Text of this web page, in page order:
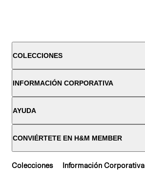
COLECCIONES
INFORMACIÓN CORPORATIVA
AYUDA
CONVIÉRTETE EN H&M MEMBER
Colecciones Información Corporativa